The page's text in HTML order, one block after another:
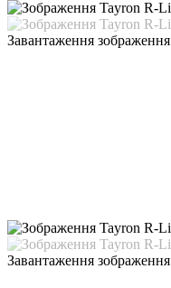
Завантаження зображення
Завантаження зображення